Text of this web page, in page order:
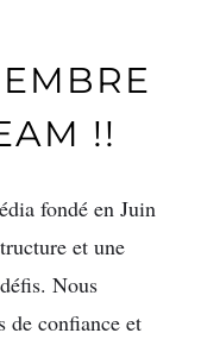
!!
fondé en Juin
et une
Nous
de confiance et